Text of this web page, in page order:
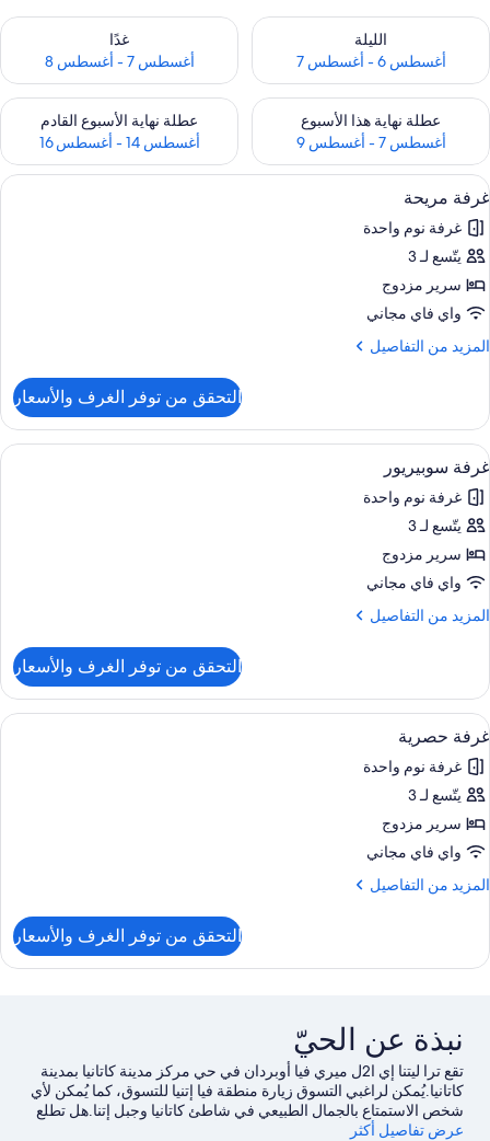
الليلة
أغسطس 6 - أغسطس 7
تحقق من مدى التوفر لليلة للفترة أغسطس 6 - أغسطس 7
غدًا
أغسطس 7 - أغسطس 8
تحقق من مدى التوفر لغد للفترة أغسطس
عطلة نهاية هذا الأسبوع
أغسطس 7 - أغسطس 9
تحقق من مدى التوفر لعطلة نهاية هذا الأسبوع للفترة أغسطس 7 - أغسطس 9
عطلة نهاية الأسبوع القادم
أغسطس 14 - أغسطس 16
تحقق من مدى التوفر لعطلة نهاية
استعراض
جميع
صور
غرفة
مريحة
21
غرفة مريحة
غرفة نوم واحدة
يتّسع لـ 3
سرير مزدوج
واي فاي مجاني
المزيد من التفاصيل
المزيد
غرفة
مريحة
التحقق من توفر الغرف والأسعار
استعراض
جميع
صور
غرفة
سوبيريور
11
غرفة سوبيريور
غرفة نوم واحدة
يتّسع لـ 3
سرير مزدوج
واي فاي مجاني
المزيد من التفاصيل
المزيد
غرفة
سوبيريور
التحقق من توفر الغرف والأسعار
استعراض
جميع
صور
غرفة
حصرية
16
غرفة حصرية
غرفة نوم واحدة
يتّسع لـ 3
سرير مزدوج
واي فاي مجاني
المزيد من التفاصيل
المزيد
غرفة
التحقق من توفر الغرف والأسعار
نبذة عن الحيّ
تقع ترا ليتنا إي ا2ل ميري فيا أوبردان في حي مركز مدينة كاتانيا بمدينة
كاتانيا.يُمكن لراغبي التسوق زيارة منطقة فيا إتنيا للتسوق، كما يُمكن لأي
شخص الاستمتاع بالجمال الطبيعي في شاطئ كاتانيا وجبل إتنا.هل تطلع
إلى الاستمتاع بحضور حدث أو مباراة في أثناء تواجدك في المدينة؟ احظ
عرض تفاصيل أكثر